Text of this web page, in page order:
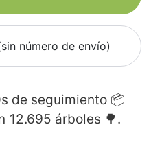
número de envío)
de seguimiento 📦
12.695 árboles 🌳.